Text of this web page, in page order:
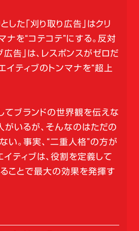
した「刈り取り広告」はクリ
ナを“コテコテ”にする。反対
広告」は、レスポンスがゼロだ
イティブのトンマナを“超上
てブランドの世界観を伝えな
がいるが、そんなのはただの
い。事実、“二重人格”の方が
イティブは、役割を定義して
ことで最大の効果を発揮す